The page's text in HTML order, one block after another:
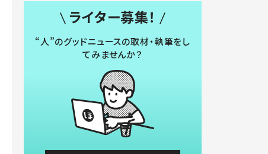
ライター募集！
“人”のグッドニュースの取材・執筆をし
てみませんか？